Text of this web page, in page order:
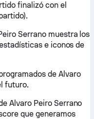
finalizó con el
Serrano muestra los
e iconos de
de Alvaro
futuro.
Alvaro Peiro Serrano
que generamos